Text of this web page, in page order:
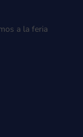
a la feria